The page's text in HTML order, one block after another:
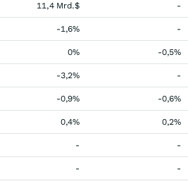
11,4 Mrd.$ -
-1,6% -
0% -0,5%
-3,2% -
-0,9% -0,6%
0,4% 0,2%
- -
- -